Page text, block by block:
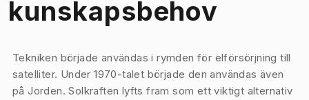
kunskapsbehov
Bild 1 av 1
Tekniken började användas i rymden för elförsörjning till
satelliter. Under 1970-talet började den användas även
på Jorden. Solkraften lyfts fram som ett viktigt alternativ